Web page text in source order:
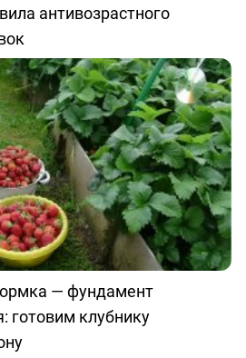
антивозрастного
— фундамент
готовим клубнику